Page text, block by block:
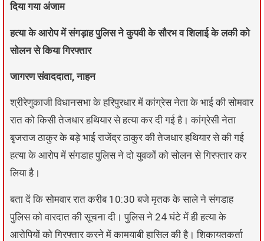
दिया गया अंजाम
हत्या के आरोप में संगड़ाह पुलिस ने कुपवी के सौरभ व शिलाई के लकी को
सोलन से किया गिरफ्तार
जागरण संवाददाता, नाहन
श्रीरेणुकाजी विधानसभा के हरिपुरधार में कांग्रेस नेता के भाई की सोमवार
रात को किसी तेजधार हथियार से हत्या कर दी गई है। कांग्रेसी नेता
बृजराज ठाकुर के बड़े भाई राजेंद्र ठाकुर की तेजधार हथियार से की गई
हत्या के आरोप में संगडाह पुलिस ने दो युवकों को सोलन से गिरफ्तार कर
लिया है।
बता दें कि सोमवार रात करीब 10:30 बजे मृतक के साले ने संगडाह
पुलिस को वारदात की सूचना दी। पुलिस ने 24 घंटे में ही हत्या के
आरोपियों को गिरफ्तार करने में कामयाबी हासिल की है। शिकायतकर्ता